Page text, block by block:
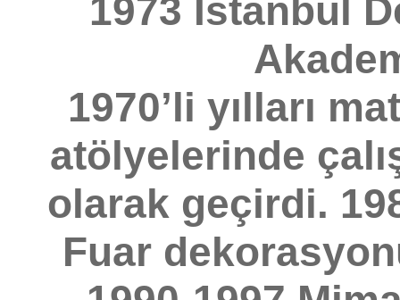
1973 İstanbul
1970’li yılları
atölyelerinde
olarak geçirdi.
Fuar